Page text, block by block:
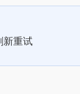
新重试